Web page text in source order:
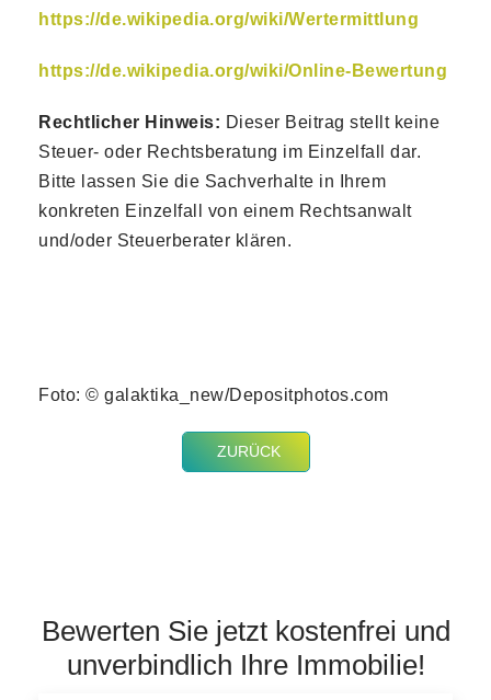
https://de.wikipedia.org/wiki/Wertermittlung
https://de.wikipedia.org/wiki/Online-Bewertung
Rechtlicher Hinweis: Dieser Beitrag stellt keine
Steuer- oder Rechtsberatung im Einzelfall dar.
Bitte lassen Sie die Sachverhalte in Ihrem
konkreten Einzelfall von einem Rechtsanwalt
und/oder Steuerberater klären.
Foto: © galaktika_new/Depositphotos.com
ZURÜCK
Bewerten Sie jetzt kostenfrei und
unverbindlich Ihre Immobilie!